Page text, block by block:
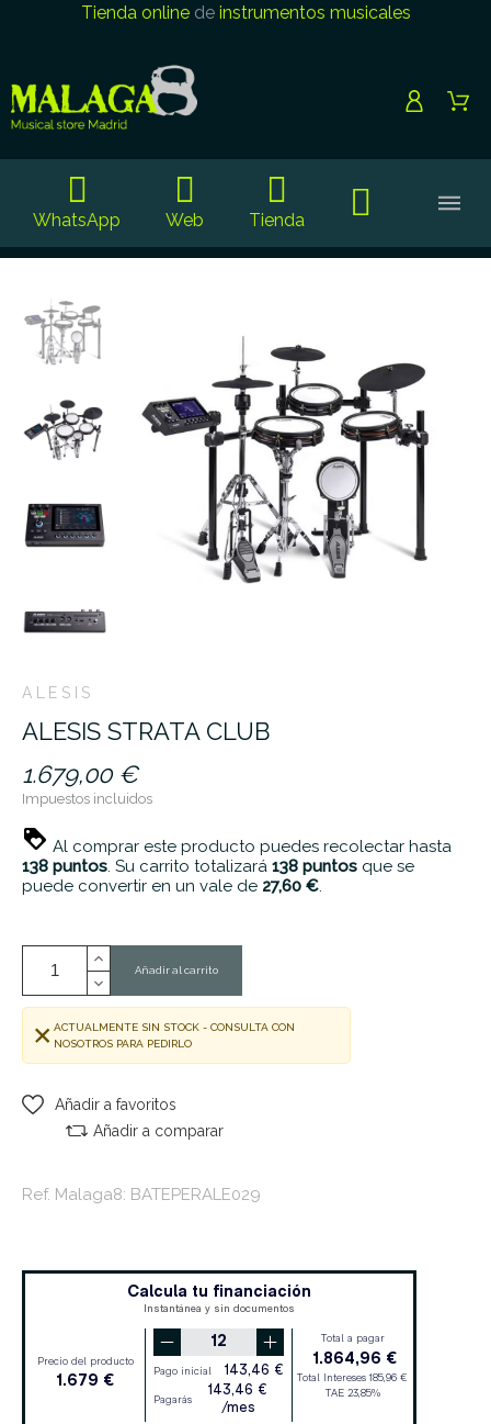
Tienda onlinede instrumentos musicales
WhatsApp Web Tienda
ALESIS
ALESIS STRATA CLUB
1.679,00 €
Impuestos incluidos
Al comprar este producto puedes recolectar hasta
138 puntos. Su carrito totalizará 138 puntos que se
puede convertir en un vale de 27,60 €.
Añadir al carrito
ACTUALMENTE SIN STOCK - CONSULTA CON
NOSOTROS PARA PEDIRLO
Añadir a favoritos
Añadir a comparar
Ref. Malaga8: BATEPERALE029